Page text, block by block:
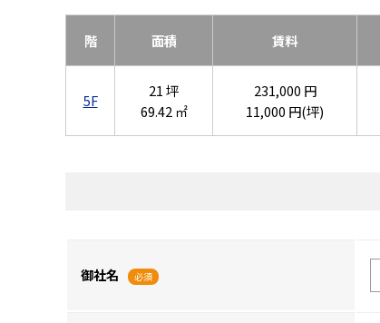
階 面積 賃料
5F
21 坪
69.42 ㎡
231,000 円
11,000 円(坪)
御社名 必須